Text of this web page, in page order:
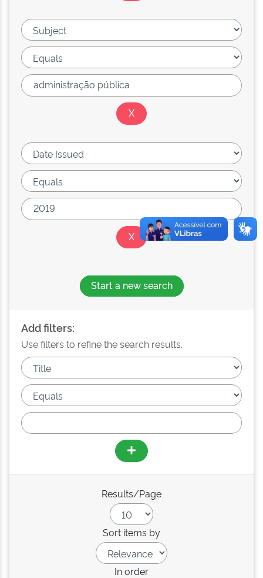
Start a new search
Add filters:
Use filters to refine the search results.
Results/Page
Sort items by
In order